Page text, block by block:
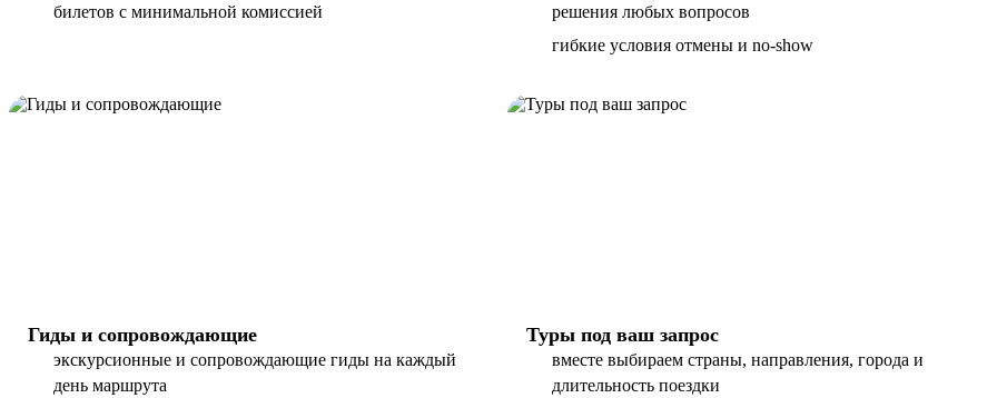
билетов с минимальной комиссией
решения любых вопросов
гибкие условия отмены и no-show
Гиды и сопровождающие
экскурсионные и сопровождающие гиды на каждый
день маршрута
Туры под ваш запрос
вместе выбираем страны, направления, города и
длительность поездки